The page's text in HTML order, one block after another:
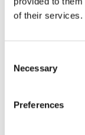
of their services.
Selection
Necessary
Preferences